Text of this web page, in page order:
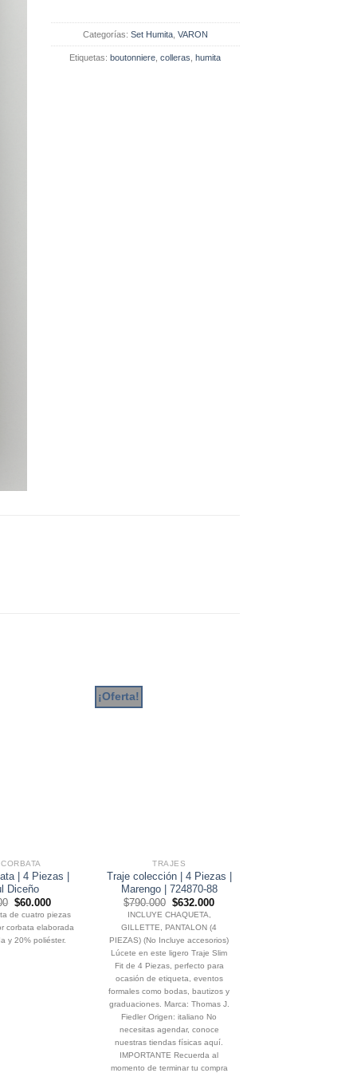
Categorías: Set Humita, VARON
Etiquetas:boutonniere ,colleras ,humita
| 4 Piezas |
Diceño
El
precio
era:
$75.000.
$60.000El
precio
es:
$60.000.
de cuatro piezas
corbata elaborada
y 20% poliéster.
¡Oferta!
TRAJES
Traje colección | 4 Piezas |
Marengo | 724870-88
$790.000 El
precio
original
era:
$790.000.
$632.000El
es:
$632.000.
INCLUYE CHAQUETA,
GILLETTE, PANTALON (4
PIEZAS) (No Incluye accesorios)
Lúcete en este ligero Traje Slim
Fit de 4 Piezas, perfecto para
ocasión de etiqueta, eventos
formales como bodas, bautizos y
graduaciones. Marca: Thomas J.
Fiedler Origen: italiano No
necesitas agendar, conoce
nuestras tiendas físicas aquí.
IMPORTANTE Recuerda al
momento de terminar tu compra